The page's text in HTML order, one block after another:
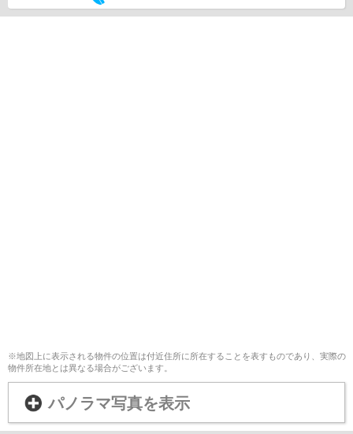
※地図上に表示される物件の位置は付近住所に所在することを表すものであり、実際の
物件所在地とは異なる場合がございます。
パノラマ写真を表示